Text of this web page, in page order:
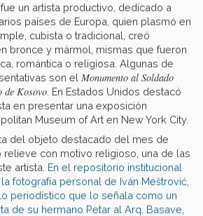
un artista productivo, dedicado a
países de Europa, quien plasmó en
cubista o tradicional, creó
bronce y mármol, mismas que fueron
romántica o religiosa. Algunas de
son el Monumento al Soldado
de Kosovo . En Estados Unidos destacó
en presentar una exposición
Museum of Art en New York City.
del objeto destacado del mes de
relieve con motivo religioso, una de las
artista. En el repositorio institucional
fotografía personal de Iván Meštrović,
periodístico que lo señala como un
de su hermano Petar al Arq. Basave,